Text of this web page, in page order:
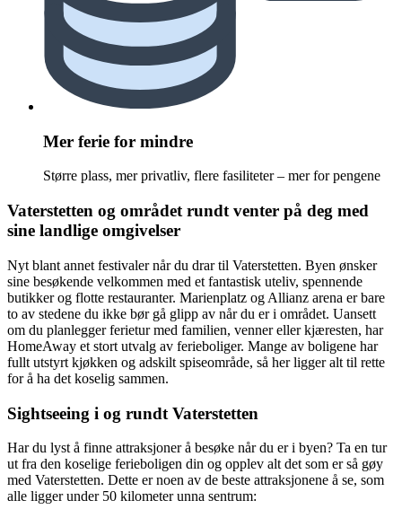
Mer ferie for mindre
Større plass, mer privatliv, flere fasiliteter – mer for pengene
Vaterstetten og området rundt venter på deg med
sine landlige omgivelser
Nyt blant annet festivaler når du drar til Vaterstetten. Byen ønsker
sine besøkende velkommen med et fantastisk uteliv, spennende
butikker og flotte restauranter. Marienplatz og Allianz arena er bare
to av stedene du ikke bør gå glipp av når du er i området. Uansett
om du planlegger ferietur med familien, venner eller kjæresten, har
HomeAway et stort utvalg av ferieboliger. Mange av boligene har
fullt utstyrt kjøkken og adskilt spiseområde, så her ligger alt til rette
for å ha det koselig sammen.
Sightseeing i og rundt Vaterstetten
Har du lyst å finne attraksjoner å besøke når du er i byen? Ta en tur
ut fra den koselige ferieboligen din og opplev alt det som er så gøy
med Vaterstetten. Dette er noen av de beste attraksjonene å se, som
alle ligger under 50 kilometer unna sentrum: